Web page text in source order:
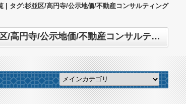
| タグ:杉並区/高円寺/公示地価/不動産コンサルティング
LIXIL不動産ショップ ノグチ不動産のスタッフブログ記事一覧 | タグ:杉並区/高円寺/公示地価/不動産コンサルティングマスター